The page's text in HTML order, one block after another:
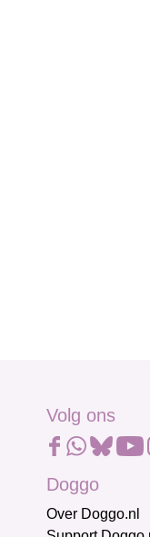
Volg ons
Doggo
Over Doggo.nl